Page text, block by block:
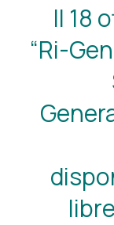
Il 18
“Ri-